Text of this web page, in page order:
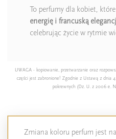
To perfumy dla kobiet,
energię i francuską
celebrując życie w rytmie
UWAGA - kopiowanie, przetwarzanie oraz
części jest zabronione! Zgodnie z Ustawą z dnia
pokrewnych (Dz. U. z 2006 e.
Zmiana koloru perfum jest